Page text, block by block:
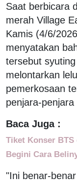
Saat berbicara
merah Village
Kamis (4/6/
menyatakan
tersebut
melontarkan
pemerkosaan
penjara-penjara
Baca Juga :
Tiket Konser
Begini Cara
"Ini benar-